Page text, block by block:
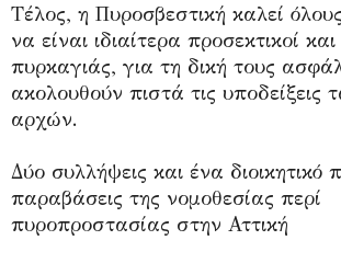
Τέλος, η Πυροσβεστική καλεί
να είναι ιδιαίτερα προσεκτικοί
πυρκαγιάς, για τη δική τους
ακολουθούν πιστά τις υποδείξεις
αρχών.
Δύο συλλήψεις και ένα διοικητικό
παραβάσεις της νομοθεσίας περί
πυροπροστασίας στην Αττική